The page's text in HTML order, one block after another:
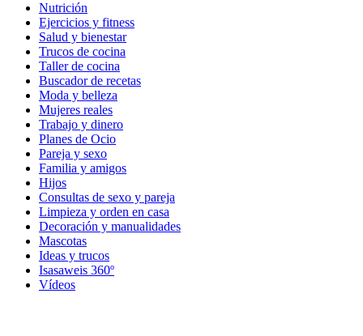
Nutrición
Ejercicios y fitness
Salud y bienestar
Trucos de cocina
Taller de cocina
Buscador de recetas
Moda y belleza
Mujeres reales
Trabajo y dinero
Planes de Ocio
Pareja y sexo
Familia y amigos
Hijos
Consultas de sexo y pareja
Limpieza y orden en casa
Decoración y manualidades
Mascotas
Ideas y trucos
Isasaweis 360º
Vídeos